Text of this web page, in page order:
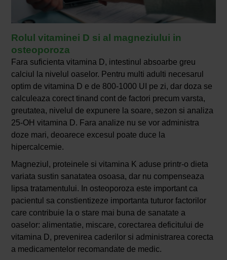
Rolul vitaminei D si al magneziului in
osteoporoza
Fara suficienta vitamina D, intestinul absoarbe greu
calciul la nivelul oaselor. Pentru multi adulti necesarul
optim de vitamina D e de 800-1000 UI pe zi, dar doza se
calculeaza corect tinand cont de factori precum varsta,
greutatea, nivelul de expunere la soare, sezon si analiza
25-OH vitamina D. Fara analize nu se vor administra
doze mari, deoarece excesul poate duce la
hipercalcemie.
Magneziul, proteinele si vitamina K aduse printr-o dieta
variata sustin sanatatea osoasa, dar nu compenseaza
lipsa tratamentului. In osteoporoza este important ca
pacientul sa constientizeze importanta tuturor factorilor
care contribuie la o stare mai buna de sanatate a
oaselor: alimentatie, miscare, corectarea deficitului de
vitamina D, prevenirea caderilor si administrarea corecta
a medicamentelor recomandate de medic.